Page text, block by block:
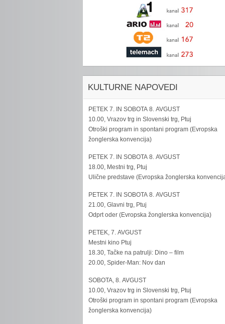
KULTURNE NAPOVEDI
PETEK 7. IN SOBOTA 8. AVGUST
10.00, Vrazov trg in Slovenski trg, Ptuj
Otroški program in spontani program (Evropska
žonglerska konvencija)
PETEK 7. IN SOBOTA 8. AVGUST
18.00, Mestni trg, Ptuj
Ulične predstave (Evropska žonglerska
PETEK 7. IN SOBOTA 8. AVGUST
21.00, Glavni trg, Ptuj
Odprt oder (Evropska žonglerska konvencija)
PETEK, 7. AVGUST
Mestni kino Ptuj
18.30, Tačke na patrulji: Dino – film
20.00, Spider-Man: Nov dan
SOBOTA, 8. AVGUST
10.00, Vrazov trg in Slovenski trg, Ptuj
Otroški program in spontani program (Evropska
žonglerska konvencija)